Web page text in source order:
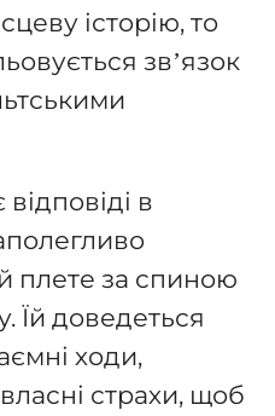
історію, то
зв’язок
в
плете за спиною
Їй доведеться
ходи,
страхи, щоб